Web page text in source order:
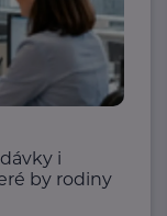
i
by rodiny